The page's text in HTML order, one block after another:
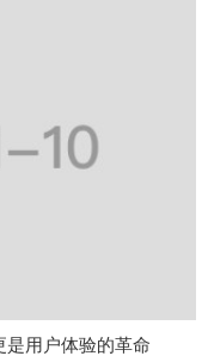
是用户体验的革命